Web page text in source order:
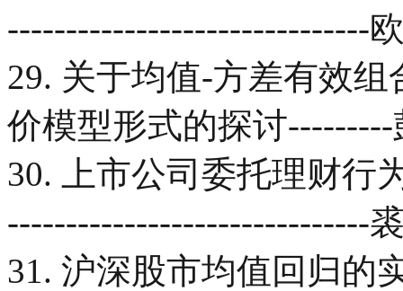
-------------------------------
29. 关于均值-方差有效
价模型形式的探讨
30. 上市公司委托理财行
-------------------------------
31. 沪深股市均值回归的